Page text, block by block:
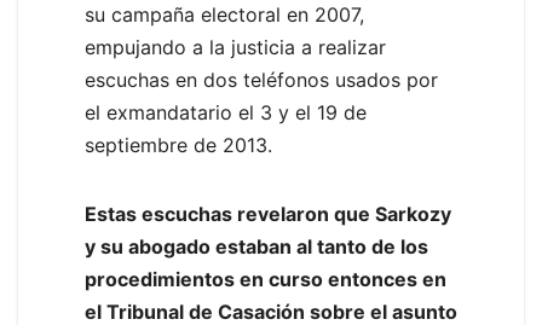
su campaña electoral en 2007,
empujando a la justicia a realizar
escuchas en dos teléfonos usados por
el exmandatario el 3 y el 19 de
septiembre de 2013.
Estas escuchas revelaron que Sarkozy
y su abogado estaban al tanto de los
procedimientos en curso entonces en
el Tribunal de Casación sobre el asunto